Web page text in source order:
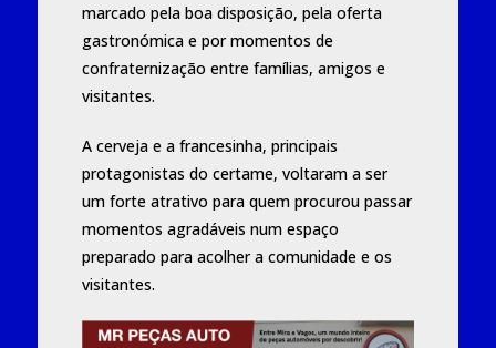
marcado pela boa disposição, pela oferta
gastronómica e por momentos de
confraternização entre famílias, amigos e
visitantes.
A cerveja e a francesinha, principais
protagonistas do certame, voltaram a ser
um forte atrativo para quem procurou passar
momentos agradáveis num espaço
preparado para acolher a comunidade e os
visitantes.